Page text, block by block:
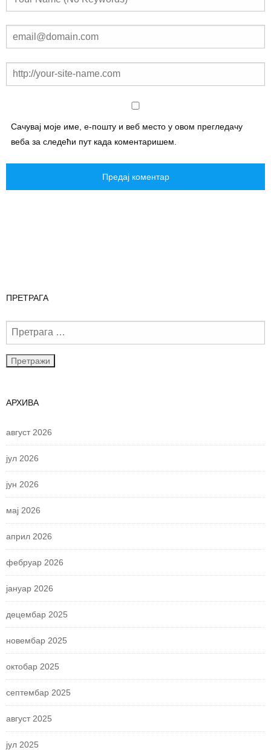
Сачувај моје име, е-пошту и веб место у овом прегледачу
веба за следећи пут када коментаришем.
ПРЕТРАГА
АРХИВА
август 2026
јул 2026
јун 2026
мај 2026
април 2026
фебруар 2026
јануар 2026
децембар 2025
новембар 2025
октобар 2025
септембар 2025
август 2025
јул 2025